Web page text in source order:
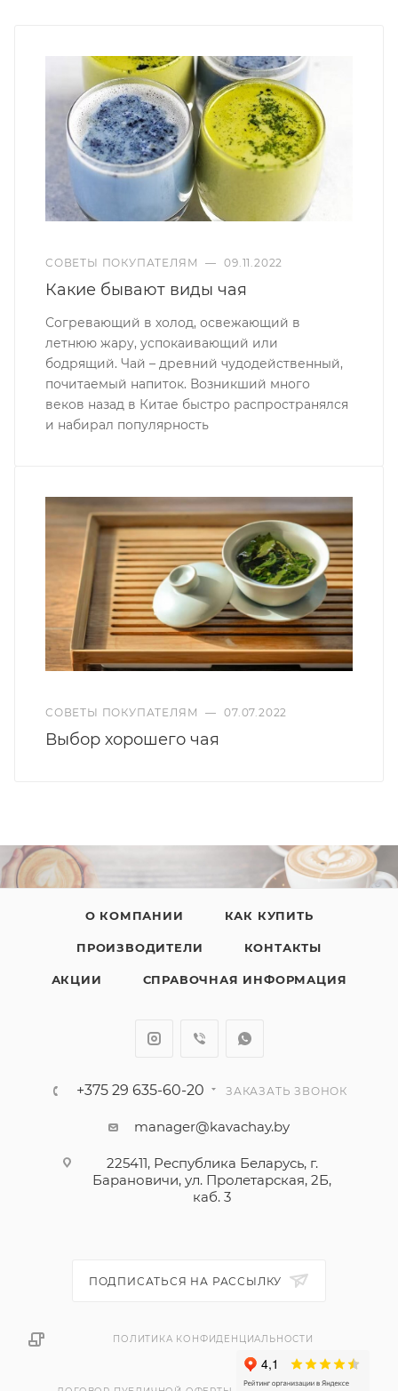
СОВЕТЫ ПОКУПАТЕЛЯМ — 09.11.2022
Какие бывают виды чая
Согревающий в холод, освежающий в
летнюю жару, успокаивающий или
бодрящий. Чай – древний чудодейственный,
почитаемый напиток. Возникший много
веков назад в Китае быстро распространялся
и набирал популярность
СОВЕТЫ ПОКУПАТЕЛЯМ — 07.07.2022
Выбор хорошего чая
О КОМПАНИИ КАК КУПИТЬ
ПРОИЗВОДИТЕЛИ КОНТАКТЫ
АКЦИИ СПРАВОЧНАЯ ИНФОРМАЦИЯ
+375 29 635-60-20 ЗАКАЗАТЬ ЗВОНОК
manager@kavachay.by
225411, Республика Беларусь, г.
Барановичи, ул. Пролетарская, 2Б,
каб. 3
ПОДПИСАТЬСЯ НА РАССЫЛКУ
ПОЛИТИКА КОНФИДЕНЦИАЛЬНОСТИ